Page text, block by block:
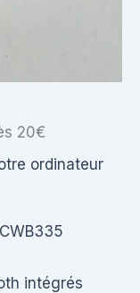
20€
ordinateur
intégrés